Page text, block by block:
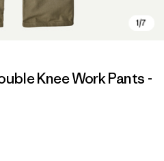
Knee Work Pants -